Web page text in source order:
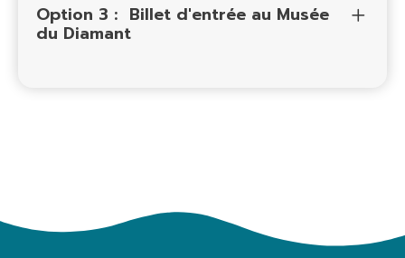
Option 3 : Billet d'entrée au Musée
du Diamant